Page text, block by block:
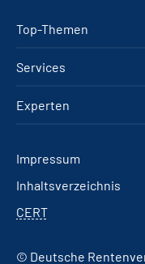
Top-Themen
Services
Experten
Impressum
Inhaltsverzeichnis
CERT
© Deutsche